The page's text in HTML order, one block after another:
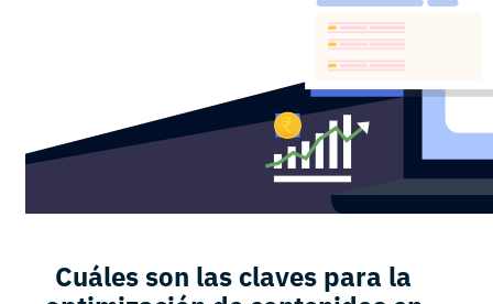
Cuáles son las claves para la